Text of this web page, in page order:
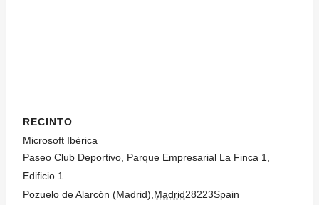
RECINTO
Microsoft Ibérica
Paseo Club Deportivo, Parque Empresarial La Finca 1,
Edificio 1
Pozuelo de Alarcón (Madrid) Madrid28223Spain